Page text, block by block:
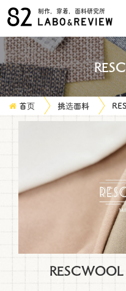
制作，穿着，面料研究所
首页 挑选面料
RESCWOOL